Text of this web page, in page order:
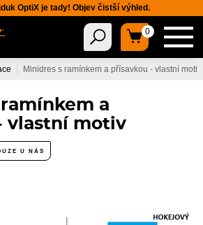
OptiX je tady! Objev čistší výhled.
0
Minidres s ramínkem a přísavkou - vlastní motiv
a
vlastní motiv
U NÁS